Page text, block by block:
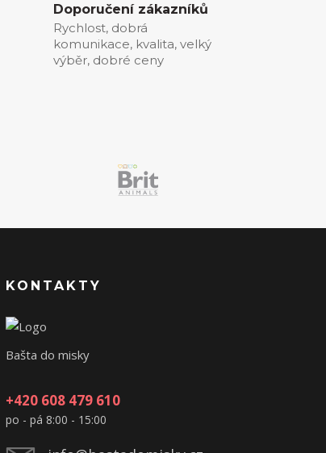
Doporučení zákazníků
Rychlost, dobrá
komunikace, kvalita, velký
výběr, dobré ceny
KONTAKTY
Bašta do misky
+420 608 479 610
po - pá 8:00 - 15:00